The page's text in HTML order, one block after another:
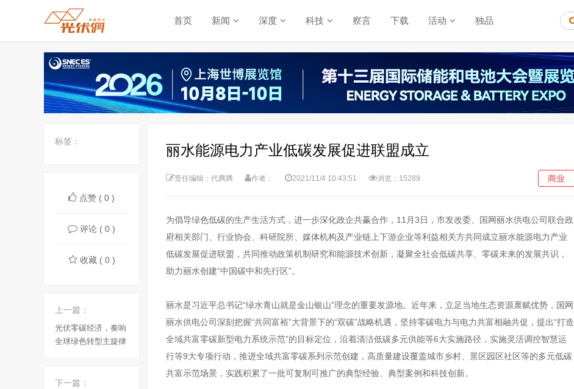
首页 新闻 深度 科技 察言 下载 活动 独品
标签：
点赞 ( 0 )
评论 ( 0 )
收藏 ( 0 )
上一篇：
光伏零碳经济，奏响
全球绿色转型主旋律
下一篇：
丽水能源电力产业低碳发展促进联盟成立
责任编辑：代腾腾 作者： 2021/11/4 10:43:51 浏览：15289 商业
为倡导绿色低碳的生产生活方式，进一步深化政企共赢合作，11月3日，市发改委、国网丽水供电公司联合政
府相关部门、行业协会、科研院所、媒体机构及产业链上下游企业等利益相关方共同成立丽水能源电力产业
低碳发展促进联盟，共同推动政策机制研究和能源技术创新，凝聚全社会低碳共享、零碳未来的发展共识，
助力丽水创建“中国碳中和先行区”。
丽水是习近平总书记“绿水青山就是金山银山”理念的重要发源地。近年来，立足当地生态资源禀赋优势，国网
丽水供电公司深刻把握“共同富裕”大背景下的“双碳”战略机遇，坚持零碳电力与电力共富相融共促，提出“打造
全域共富零碳新型电力系统示范”的目标定位，沿着清洁低碳多元供能等6大实施路径，实施灵活调控智慧运
行等9大专项行动，推进全域共富零碳系列示范创建，高质量建设覆盖城市乡村、景区园区社区等的多元低碳
共富示范场景，实践积累了一批可复制可推广的典型经验、典型案例和科技创新。